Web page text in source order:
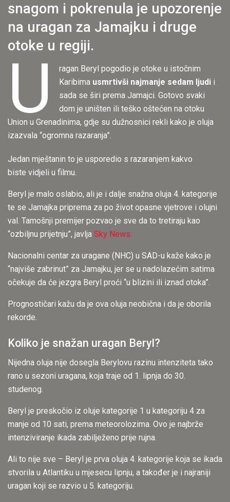
snagom i pokrenula je upozorenje
na uragan za Jamajku i druge
otoke u regiji.
U
ragan Beryl pogodio je otoke u istočnim
Karibima usmrtivši najmanje sedam ljudi i
sada se širi prema Jamajci. Gotovo svaki
dom je uništen ili teško oštećen na otoku
Union u Grenadinima, gdje su dužnosnici rekli kako je oluja
izazvala “ogromna razaranja”.
Jedan mještanin to je usporedio s razaranjem kakvo
biste vidjeli u filmu.
Beryl je malo oslabio, ali je i dalje snažna oluja 4. kategorije
te se Jamajka priprema za po život opasne vjetrove i olujni
val. Tamošnji premijer pozvao je sve da to tretiraju kao
“ozbiljnu prijetnju”, javlja Sky News.
Nacionalni centar za uragane (NHC) u SAD-u kaže kako je
“najviše zabrinut” za Jamajku, jer se u nadolazećim satima
očekuje da će jezgra Beryl proći “u blizini ili iznad otoka”.
Prognostičari kažu da je ova oluja neobična i da je oborila
rekorde.
Koliko je snažan uragan Beryl?
Nijedna oluja nije dosegla Berylovu razinu intenziteta tako
rano u sezoni uragana, koja traje od 1. lipnja do 30.
studenog.
Beryl je preskočio iz oluje kategorije 1 u kategoriju 4 za
manje od 10 sati, prema meteorolozima. Ovo je najbrže
intenziviranje ikada zabilježeno prije rujna.
Ali to nije sve – Beryl je prva oluja 4. kategorije koja se ikada
stvorila u Atlantiku u mjesecu lipnju, a također je i najraniji
uragan koji se razvio u 5. kategoriju.